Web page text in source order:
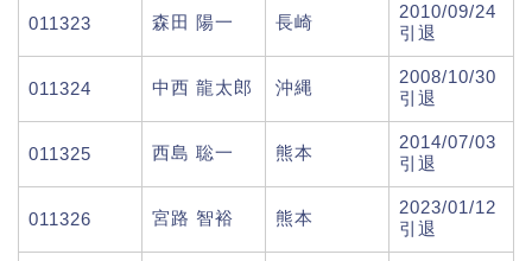
011323 森田 陽一 長崎
2010/09/24
引退
011324 中西 龍太郎 沖縄
2008/10/30
引退
011325 西島 聡一 熊本
2014/07/03
引退
011326 宮路 智裕 熊本
2023/01/12
引退